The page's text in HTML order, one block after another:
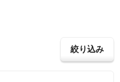
絞り込み